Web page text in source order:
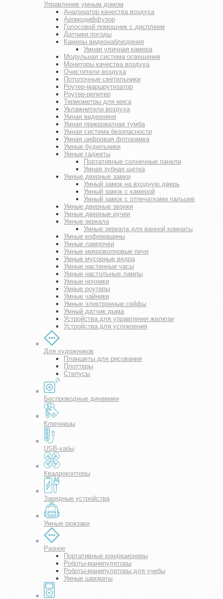
Управление умным домом
Анализатор качества воздуха
Аромодиффузор
Голосовой помощник с дисплеем
Датчики погоды
Камеры видеонаблюдения
Умная уличная камера
Модульная система освещения
Мониторы качества воздуха
Очистители воздуха
Потолочные светильники
Роутер-маршрутизатор
Роутер-репитер
Термометры для мяса
Увлажнители воздуха
Умная видеоняня
Умная прикроватная тумба
Умная система безопасности
Умная цифровая фоторамка
Умные будильники
Умные гаджеты
Портативные солнечные панели
Умная зубная щетка
Умные дверные замки
Умный замок на входную дверь
Умный замок с камерой
Умный замок с отпечатками пальцев
Умные дверные звонки
Умные дверные ручки
Умные зеркала
Умные зеркала для ванной комнаты
Умные кофемашины
Умные лампочки
Умные микроволновые печи
Умные мусорные ведра
Умные настенные часы
Умные настольные лампы
Умные ночники
Умные роутеры
Умные чайники
Умные электронные сейфы
Умный датчик дыма
Устройства для управления жалюзи
Устройства для успокоения
Для художников
Планшеты для рисования
Плоттеры
Стилусы
Беспроводные динамики
Ключницы
USB-хабы
Квадрокоптеры
Зарядные устройства
Умные рюкзаки
Разное
Портативные кондиционеры
Роботы-манипуляторы
Роботы-манипуляторы для учебы
Умные шахматы